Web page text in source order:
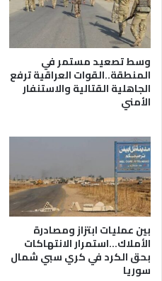
وسط تصعيد مستمر في
المنطقة..القوات العراقية ترفع
الجاهلية القتالية والاستنفار
الأمني
بين عمليات ابتزاز ومصادرة
الأملاك…استمرار الانتهاكات
بحق الكرد في كري سبي شمال
سوريا